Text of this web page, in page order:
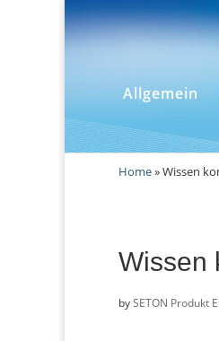
Allgemein
Home»Wissen
Wissen
bySETON Produkt